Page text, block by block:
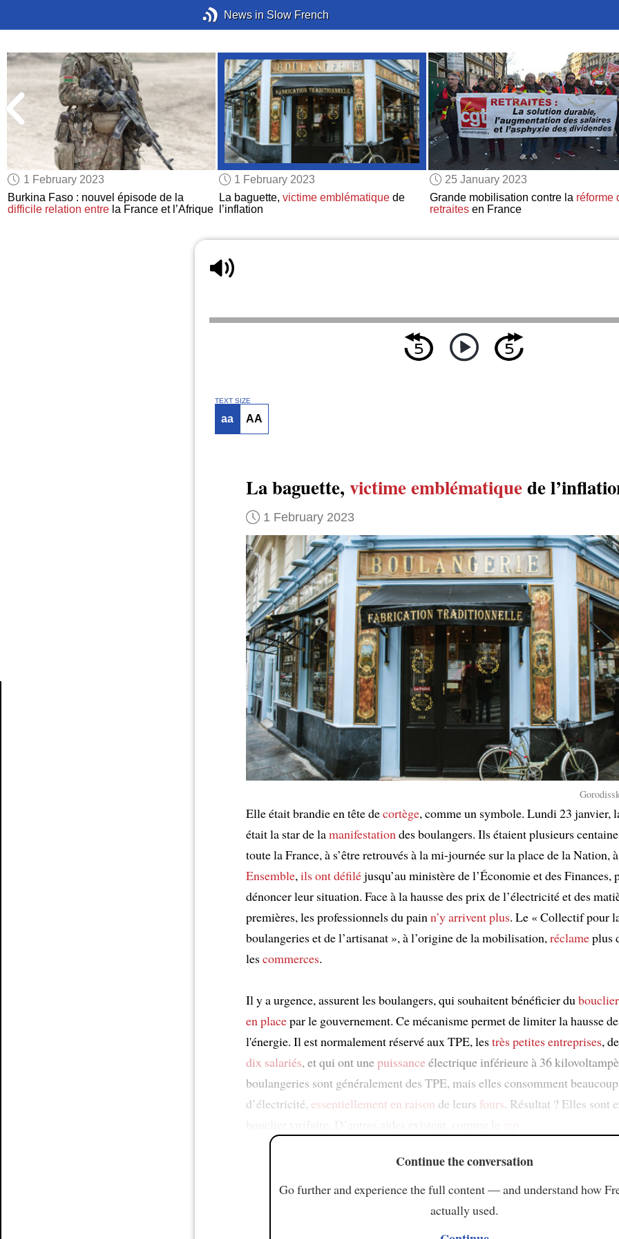
News in Slow French
1 February 2023
Burkina Faso : nouvel épisode de la
difficile relation entre la France et l’Afrique
1 February 2023
La baguette, victime emblématiquede
l’inflation
25 January 2023
Grande mobilisation contre la réforme
retraitesen France
TEXT SIZE
aa AA
La baguette, victime emblématiquede
1 February 2023
Elle était brandie en tête decortège, comme un symbole. Lundi 23 janvier,
était la star de lamanifestation des boulangers. Ils étaient plusieurs
toute la France, à s’être retrouvés à la mi-journée sur la place de la Nation,
Ensemble, ils ont défiléjusqu’au ministère de l’Économie et des Finances,
dénoncer leur situation. Face à la hausse des prix de l’électricité et des
premières, les professionnels du pain n’y arrivent plus. Le « Collectif pour
boulangeries et de l’artisanat », à l’origine de la mobilisation, réclameplus
lescommerces.
Il y a urgence, assurent les boulangers, qui souhaitent bénéficier du bouclier
en placepar le gouvernement. Ce mécanisme permet de limiter la hausse
l'énergie. Il est normalement réservé aux TPE, lestrès petites entreprises,
dix salariés, et qui ont unepuissanceélectrique inférieure à 36
boulangeries sont généralement des TPE, mais elles consomment beaucoup
d’électricité, essentiellement en raison de leurs fours. Résultat ? Elles sont
Continue the conversation
Go further and experience the full content — and understand how
actually used.